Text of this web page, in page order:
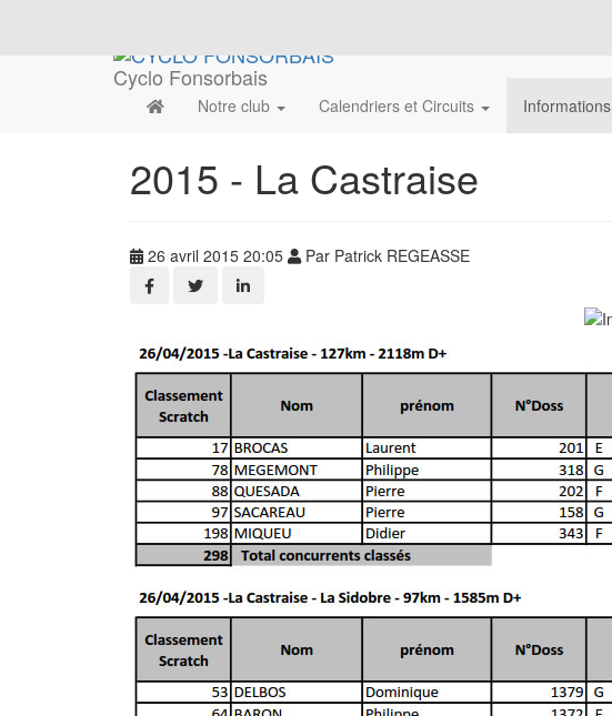
Cyclo Fonsorbais
Notre club Calendriers et Circuits Informations
2015 - La Castraise
26 avril 2015 20:05 Par Patrick REGEASSE